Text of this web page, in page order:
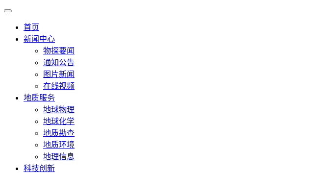
首页
新闻中心
物探要闻
通知公告
图片新闻
在线视频
地质服务
地球物理
地球化学
地质勘查
地质环境
地理信息
科技创新